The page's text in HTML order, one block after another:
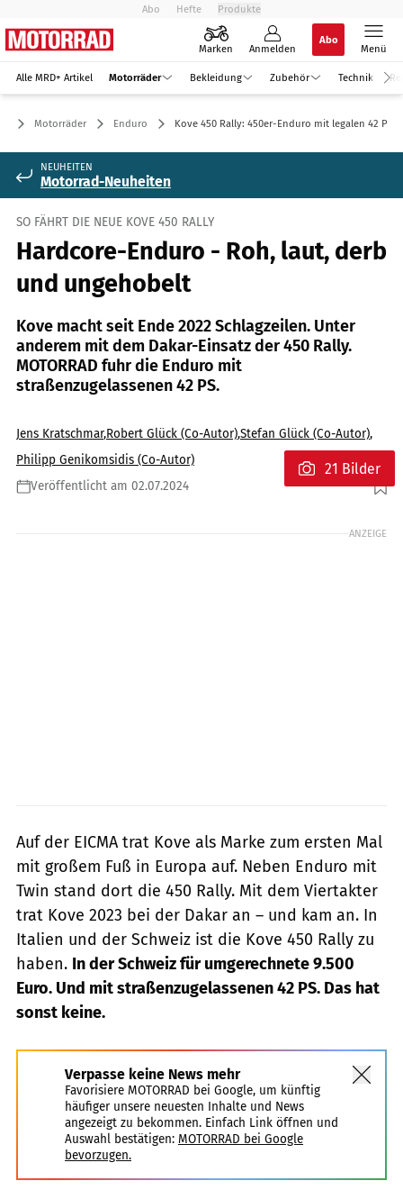
Abo Hefte Produkte
Marken Anmelden
Abo
Menü
Alle MRD+ Artikel Motorräder Bekleidung Zubehör Technik
Motorräder Enduro Kove 450 Rally: 450er-Enduro mit legalen 42 PS
NEUHEITEN
Motorrad-Neuheiten
SO FÄHRT DIE NEUE KOVE 450 RALLY
Hardcore-Enduro - Roh, laut, derb
und ungehobelt
Kove macht seit Ende 2022 Schlagzeilen. Unter
anderem mit dem Dakar-Einsatz der 450 Rally.
MOTORRAD fuhr die Enduro mit
straßenzugelassenen 42 PS.
Jens Kratschmar,Robert Glück (Co-Autor),Stefan Glück (Co-Autor),
Philipp Genikomsidis (Co-Autor)
Veröffentlicht am 02.07.2024
Foto: Stefan Warter
21 Bilder
ANZEIGE
Auf der EICMA trat Kove als Marke zum ersten Mal
mit großem Fuß in Europa auf. Neben Enduro mit
Twin stand dort die 450 Rally. Mit dem Viertakter
trat Kove 2023 bei der Dakar an – und kam an. In
Italien und der Schweiz ist die Kove 450 Rally zu
haben. In der Schweiz für umgerechnete 9.500
Euro. Und mit straßenzugelassenen 42 PS. Das hat
sonst keine.
Verpasse keine News mehr
Favorisiere MOTORRAD bei Google, um künftig
häufiger unsere neuesten Inhalte und News
angezeigt zu bekommen. Einfach Link öffnen und
Auswahl bestätigen: MOTORRAD bei Google
bevorzugen.